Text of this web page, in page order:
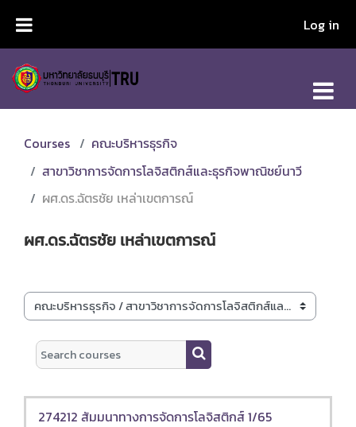
Log in
Courses
คณะบริหารธุรกิจ
สาขาวิชาการจัดการโลจิสติกส์และธุรกิจพาณิชย์นาวี
ผศ.ดร.ฉัตรชัย เหล่าเขตการณ์
ผศ.ดร.ฉัตรชัย เหล่าเขตการณ์
Course categories
Search courses
Search courses
274212 สัมมนาทางการจัดการโลจิสติกส์ 1/65